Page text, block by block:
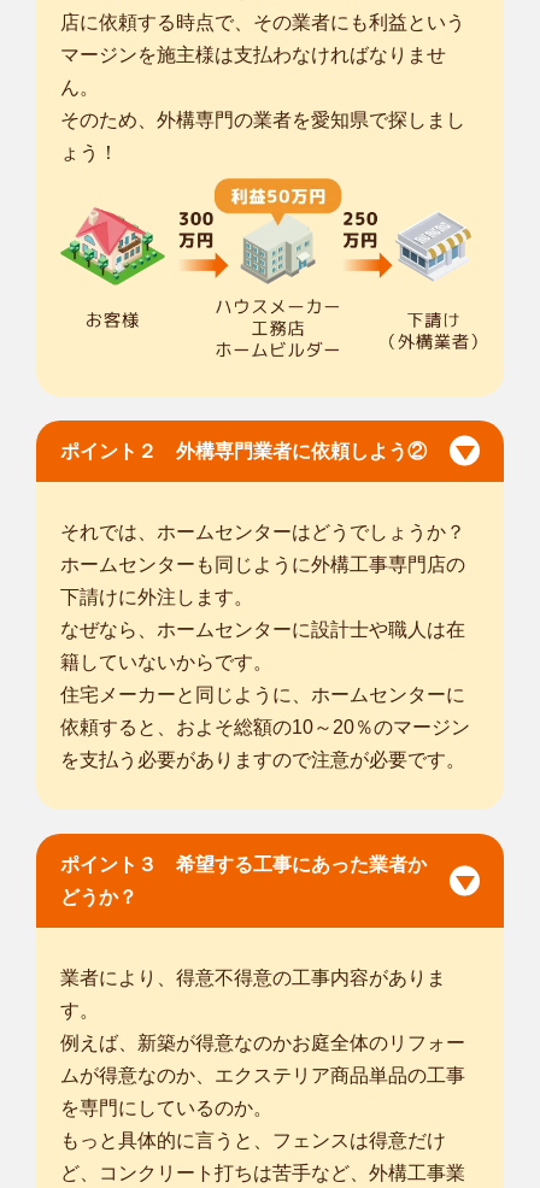
店に依頼する時点で、その業者にも利益という
マージンを施主様は支払わなければなりませ
ん。
そのため、外構専門の業者を愛知県で探しまし
ょう！
ポイント２ 外構専門業者に依頼しよう②
それでは、ホームセンターはどうでしょうか？
ホームセンターも同じように外構工事専門店の
下請けに外注します。
なぜなら、ホームセンターに設計士や職人は在
籍していないからです。
住宅メーカーと同じように、ホームセンターに
依頼すると、およそ総額の10～20％のマージン
を支払う必要がありますので注意が必要です。
ポイント３ 希望する工事にあった業者か
どうか？
業者により、得意不得意の工事内容がありま
す。
例えば、新築が得意なのかお庭全体のリフォー
ムが得意なのか、エクステリア商品単品の工事
を専門にしているのか。
もっと具体的に言うと、フェンスは得意だけ
ど、コンクリート打ちは苦手など、外構工事業